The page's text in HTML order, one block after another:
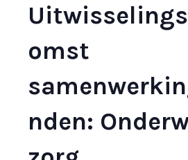
omst
nden: